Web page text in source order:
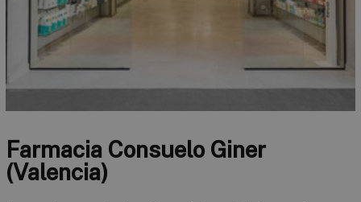
Farmacia Consuelo Giner
(Valencia)